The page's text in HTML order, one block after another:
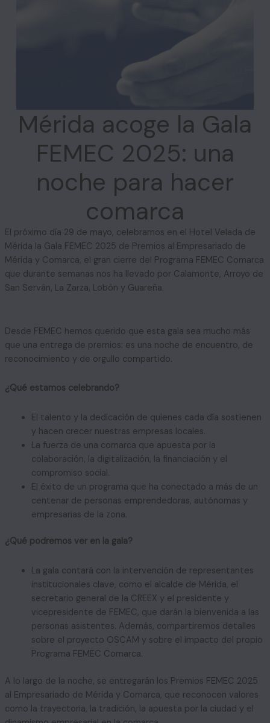
Mérida acoge la Gala
FEMEC 2025: una
noche para hacer
comarca
El próximo día 29 de mayo, celebramos en el Hotel Velada de
Mérida la Gala FEMEC 2025 de Premios al Empresariado de
Mérida y Comarca, el gran cierre del Programa FEMEC Comarca
que durante semanas nos ha llevado por Calamonte, Arroyo de
San Serván, La Zarza, Lobón y Guareña.
Desde FEMEC hemos querido que esta gala sea mucho más
que una entrega de premios: es una noche de encuentro, de
reconocimiento y de orgullo compartido.
¿Qué estamos celebrando?
El talento y la dedicación de quienes cada día sostienen
y hacen crecer nuestras empresas locales.
La fuerza de una comarca que apuesta por la
colaboración, la digitalización, la financiación y el
compromiso social.
El éxito de un programa que ha conectado a más de un
centenar de personas emprendedoras, autónomas y
empresarias de la zona.
¿Qué podremos ver en la gala?
La gala contará con la intervención de representantes
institucionales clave, como el alcalde de Mérida, el
secretario general de la CREEX y el presidente y
vicepresidente de FEMEC, que darán la bienvenida a las
personas asistentes. Además, compartiremos detalles
sobre el proyecto OSCAM y sobre el impacto del propio
Programa FEMEC Comarca.
A lo largo de la noche, se entregarán los Premios FEMEC 2025
al Empresariado de Mérida y Comarca, que reconocen valores
como la trayectoria, la tradición, la apuesta por la ciudad y el